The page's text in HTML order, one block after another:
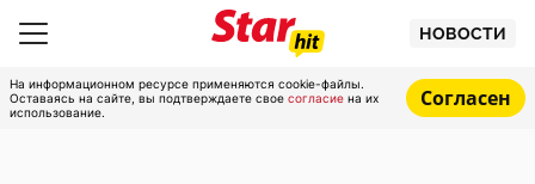
НОВОСТИ
На информационном ресурсе применяются cookie-файлы.
Оставаясь на сайте, вы подтверждаете свое согласие на их
использование.
Согласен